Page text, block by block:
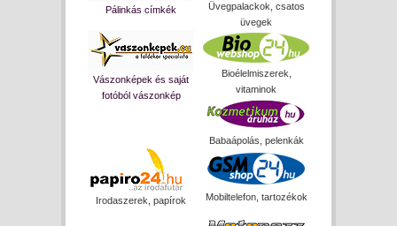
Pálinkás címkék
Üvegpalackok, csatos
üvegek
Vászonképek és saját
fotóból vászonkép
Bioélelmiszerek,
vitaminok
Babaápolás, pelenkák
Irodaszerek, papírok Mobiltelefon, tartozékok